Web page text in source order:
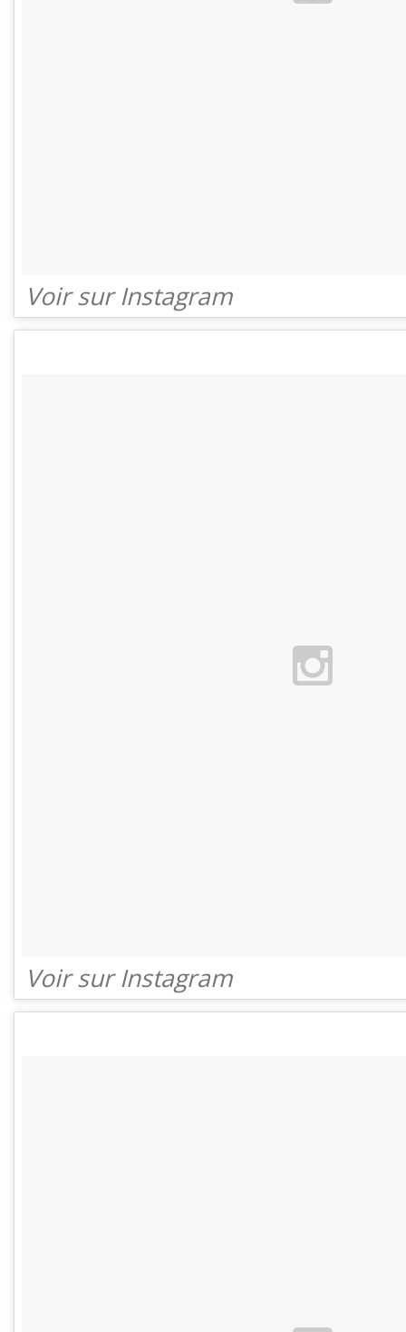
Voir sur Instagram
Voir sur Instagram